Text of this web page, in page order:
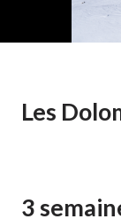
Les
3